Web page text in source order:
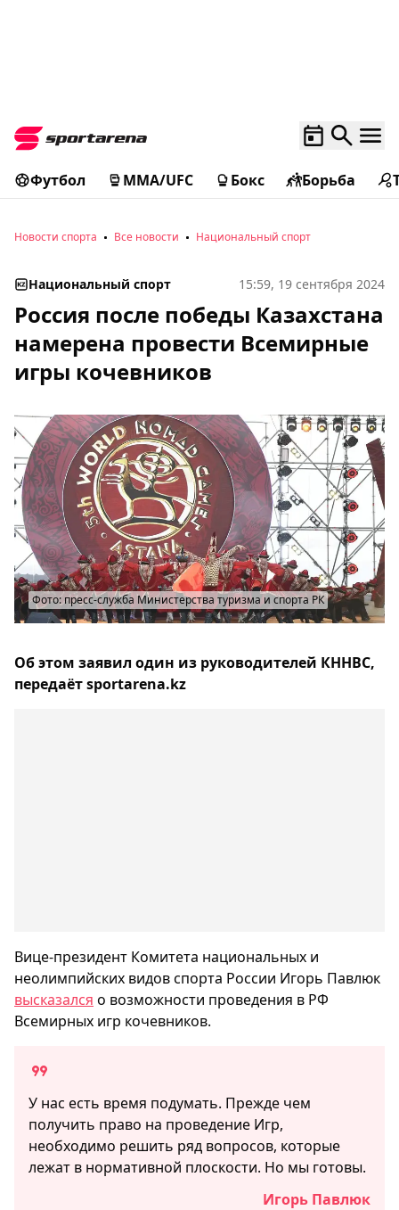
Футбол MMA/UFC Бокс Борьба
Новости спорта Все новости Национальный спорт
Национальный спорт 15:59, 19 сентября 2024
Россия после победы Казахстана
намерена провести Всемирные
игры кочевников
Фото: пресс-служба Министерства туризма и спорта РК
Об этом заявил один из руководителей КННВС,
передаёт sportarena.kz
Вице-президент Комитета национальных и
неолимпийских видов спорта России Игорь Павлюк
высказался о возможности проведения в РФ
Всемирных игр кочевников.
У нас есть время подумать. Прежде чем
получить право на проведение Игр,
необходимо решить ряд вопросов, которые
лежат в нормативной плоскости. Но мы готовы.
Игорь Павлюк